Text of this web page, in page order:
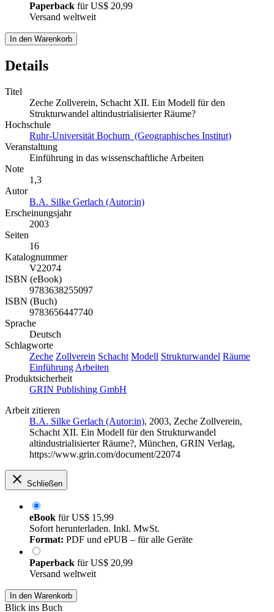
Paperback fürUS$ 20,99
Versand weltweit
In den Warenkorb
Details
Titel
Zeche Zollverein, Schacht XII. Ein Modell für den
Strukturwandel altindustrialisierter Räume?
Hochschule
Ruhr-Universität Bochum (Geographisches Institut)
Veranstaltung
Einführung in das wissenschaftliche Arbeiten
Note
1,3
Autor
B.A. Silke Gerlach (Autor:in)
Erscheinungsjahr
2003
Seiten
16
Katalognummer
V22074
ISBN (eBook)
9783638255097
ISBN (Buch)
9783656447740
Sprache
Deutsch
Schlagworte
Zeche Zollverein Schacht Modell Strukturwandel Räume
Einführung Arbeiten
Produktsicherheit
GRIN Publishing GmbH
Arbeit zitieren
B.A. Silke Gerlach (Autor:in), 2003, Zeche Zollverein,
Schacht XII. Ein Modell für den Strukturwandel
altindustrialisierter Räume?, München, GRIN Verlag,
https://www.grin.com/document/22074
Schließen
eBook fürUS$ 15,99
Sofort herunterladen. Inkl. MwSt.
Format: PDF und ePUB – für alle Geräte
Paperback fürUS$ 20,99
Versand weltweit
In den Warenkorb
Blick ins Buch